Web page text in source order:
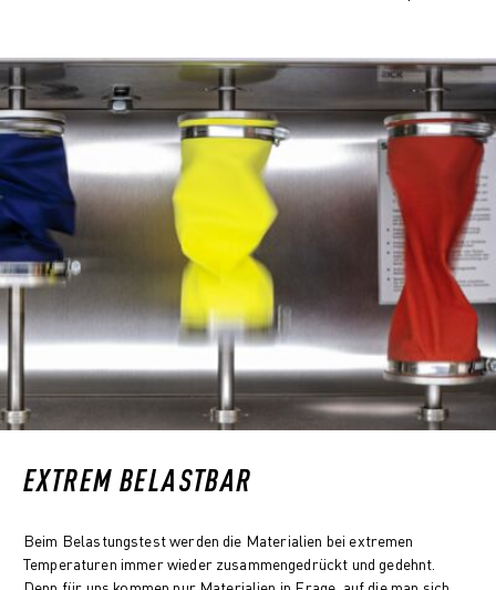
EXTREM BELASTBAR
Beim Belastungstest werden die Materialien bei extremen
Temperaturen immer wieder zusammengedrückt und gedehnt.